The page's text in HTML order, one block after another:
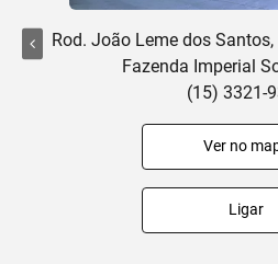
Rod. João Leme dos Santos,
Fazenda Imperial
(15) 3321-
Ver no
Ligar